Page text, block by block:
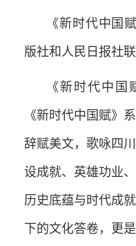
《新时代中国
版社和人民日报社
《新时代中国
《新时代中国赋》
辞赋美文，歌咏四
设成就、英雄功业
历史底蕴与时代成
下的文化答卷，更